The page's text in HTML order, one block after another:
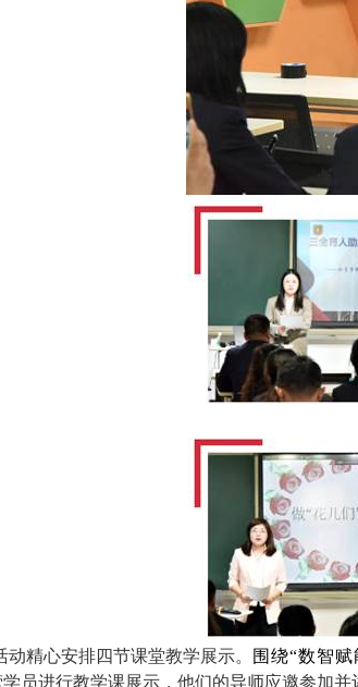
动精心安排四节课堂教学展示。 围绕“数智赋
员进行教学课展示，他们的导师应邀参加并